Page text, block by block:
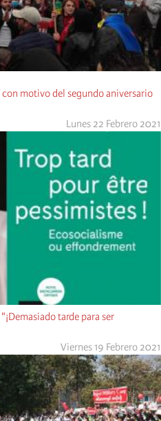
motivo del segundo aniversario
Lunes 22 Febrero 2021
tarde para ser
Viernes 19 Febrero 2021